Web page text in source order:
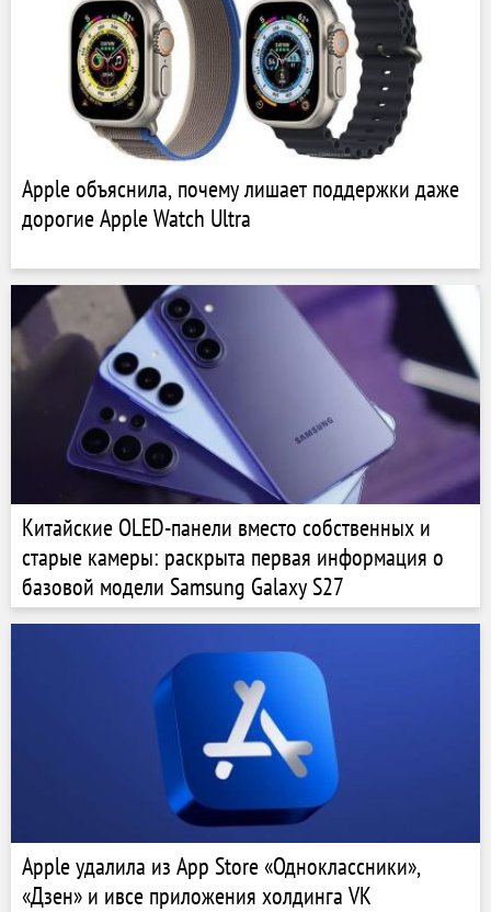
Apple объяснила, почему лишает поддержки даже
дорогие Apple Watch Ultra
Китайские OLED-панели вместо собственных и
старые камеры: раскрыта первая информация о
базовой модели Samsung Galaxy S27
Apple удалила из App Store «Одноклассники»,
«Дзен» и ивсе приложения холдинга VK